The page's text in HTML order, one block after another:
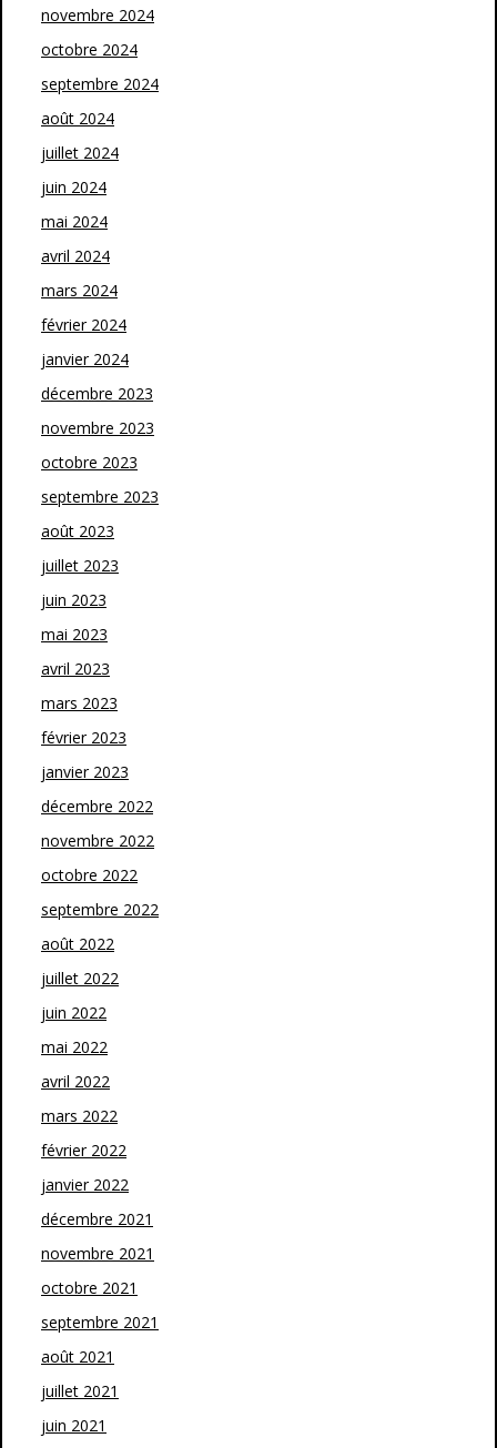
novembre 2024
octobre 2024
septembre 2024
août 2024
juillet 2024
juin 2024
mai 2024
avril 2024
mars 2024
février 2024
janvier 2024
décembre 2023
novembre 2023
octobre 2023
septembre 2023
août 2023
juillet 2023
juin 2023
mai 2023
avril 2023
mars 2023
février 2023
janvier 2023
décembre 2022
novembre 2022
octobre 2022
septembre 2022
août 2022
juillet 2022
juin 2022
mai 2022
avril 2022
mars 2022
février 2022
janvier 2022
décembre 2021
novembre 2021
octobre 2021
septembre 2021
août 2021
juillet 2021
juin 2021